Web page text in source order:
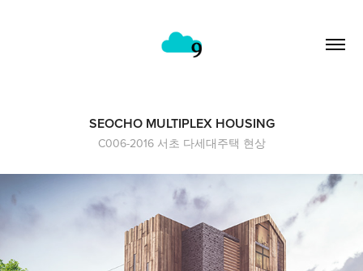
SEOCHO MULTIPLEX HOUSING
C006-2016 서초 다세대주택 현상